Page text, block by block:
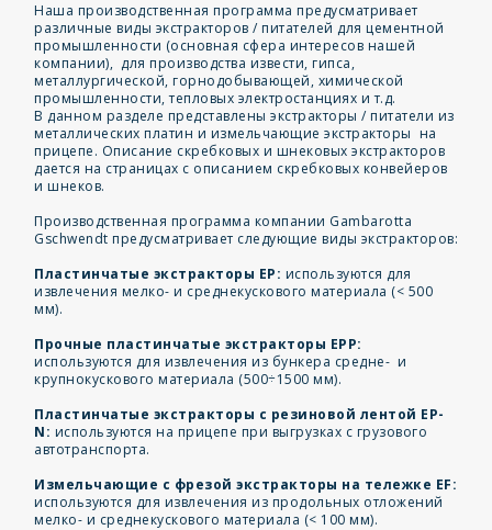
Наша производственная программа предусматривает
различные виды экстракторов / питателей для цементной
промышленности (основная сфера интересов нашей
компании), для производства извести, гипса,
металлургической, горнодобывающей, химической
промышленности, тепловых электростанциях и т.д.
В данном разделе представлены экстракторы / питатели из
металлических платин и измельчающие экстракторы на
прицепе. Описание скребковых и шнековых экстракторов
дается на страницах с описанием скребковых конвейеров
и шнеков.
Производственная программа компании Gambarotta
Gschwendt предусматривает следующие виды экстракторов:
Пластинчатые экстракторы EP: используются для
извлечения мелко- и среднекускового материала (< 500
мм).
Прочные пластинчатые экстракторы EPP:
используются для извлечения из бункера средне- и
крупнокускового материала (500÷1500 мм).
Пластинчатые экстракторы с резиновой лентой EP-
N: используются на прицепе при выгрузках с грузового
автотранспорта.
Измельчающие с фрезой экстракторы на тележке EF:
используются для извлечения из продольных отложений
мелко- и среднекускового материала (< 100 мм).